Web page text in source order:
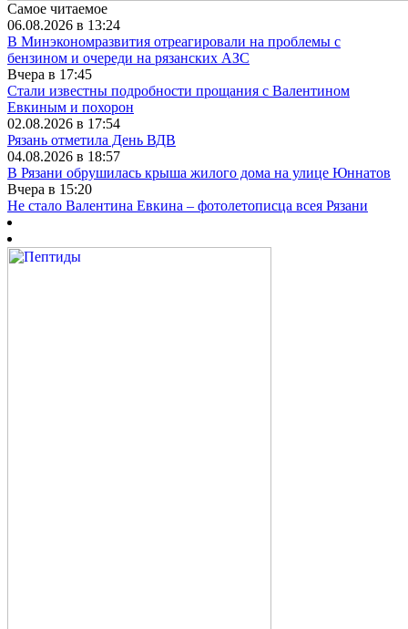
Самое читаемое
06.08.2026 в 13:24
В Минэкономразвития отреагировали на проблемы с
бензином и очереди на рязанских АЗС
Вчера в 17:45
Стали известны подробности прощания с Валентином
Евкиным и похорон
02.08.2026 в 17:54
Рязань отметила День ВДВ
04.08.2026 в 18:57
В Рязани обрушилась крыша жилого дома на улице Юннатов
Вчера в 15:20
Не стало Валентина Евкина – фотолетописца всея Рязани